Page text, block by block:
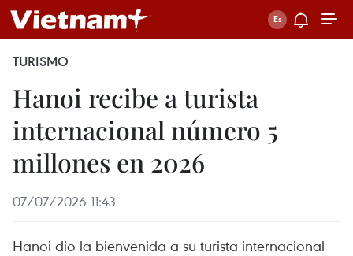
TURISMO
Hanoi recibe a turista
internacional número 5
millones en 2026
07/07/2026 11:43
Hanoi dio la bienvenida a su turista internacional